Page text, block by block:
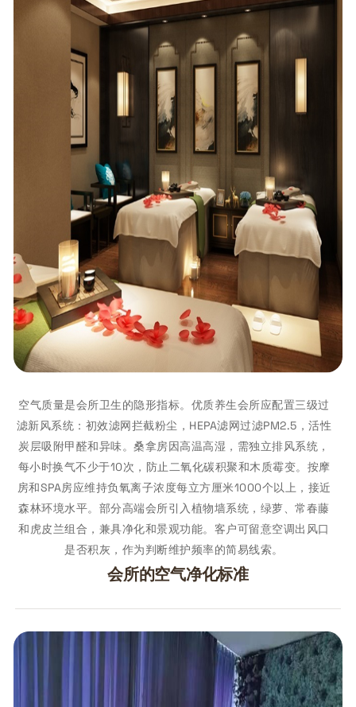
空气质量是会所卫生的隐形指标。优质养生会所应配置三级过
滤新风系统：初效滤网拦截粉尘，HEPA滤网过滤PM2.5，活性
炭层吸附甲醛和异味。桑拿房因高温高湿，需独立排风系统，
每小时换气不少于10次，防止二氧化碳积聚和木质霉变。按摩
房和SPA房应维持负氧离子浓度每立方厘米1000个以上，接近
森林环境水平。部分高端会所引入植物墙系统，绿萝、常春藤
和虎皮兰组合，兼具净化和景观功能。客户可留意空调出风口
是否积灰，作为判断维护频率的简易线索。
会所的空气净化标准